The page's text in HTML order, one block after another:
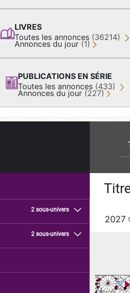
LIVRES
Toutes les annonces (36214)
Annonces du jour (1)
PUBLICATIONS EN SÉRIE
Toutes les annonces (433)
Annonces du jour (227)
2 sous-univers
2 sous-univers
2027